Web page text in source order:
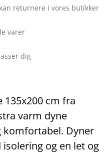
returnere i vores butikker
varer
dig
135x200 cm fra
varm dyne
komfortabel. Dyner
og en let og